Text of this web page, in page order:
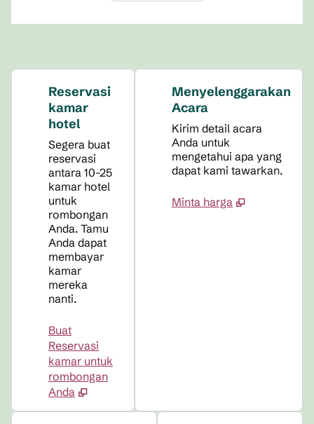
Reservasi
kamar
hotel
Segera buat
reservasi
antara 10-25
kamar hotel
untuk
rombongan
Anda. Tamu
Anda dapat
membayar
kamar
mereka
nanti.
Buat
Reservasi
kamar untuk
rombongan
Anda
Menyelenggarakan
Acara
Kirim detail acara
Anda untuk
mengetahui apa yang
dapat kami tawarkan.
Minta harga